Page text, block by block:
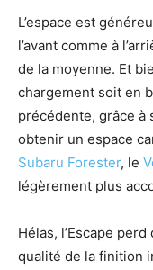
L’espace est
l’avant comme à
de la moyenne. Et
chargement soit en
précédente, grâce à
obtenir un espace
Subaru Forester, le
légèrement plus
Hélas, l’Escape
qualité de la finition